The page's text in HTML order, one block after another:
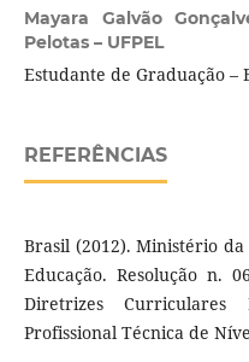
Mayara Galvão
Pelotas – UFPEL
Estudante de Graduação –
REFERÊNCIAS
Brasil (2012). Ministério da
Educação. Resolução n.
Diretrizes
Profissional Técnica de